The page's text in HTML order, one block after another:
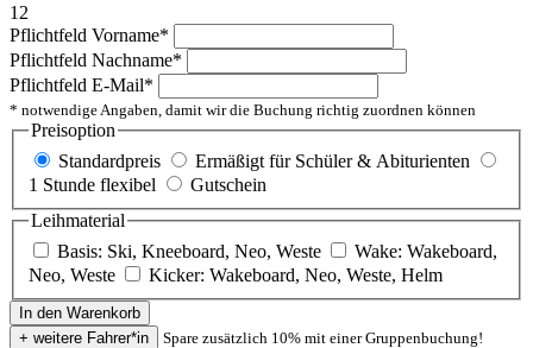
12
Pflichtfeld Vorname*
Pflichtfeld Nachname*
Pflichtfeld E-Mail*
* notwendige Angaben, damit wir die Buchung richtig zuordnen können
Preisoption
Standardpreis
Ermäßigt für Schüler & Abiturienten
1 Stunde flexibel
Gutschein
Leihmaterial
Basis: Ski, Kneeboard, Neo, Weste
Wake: Wakeboard,
Neo, Weste
Kicker: Wakeboard, Neo, Weste, Helm
Spare zusätzlich 10% mit einer Gruppenbuchung!